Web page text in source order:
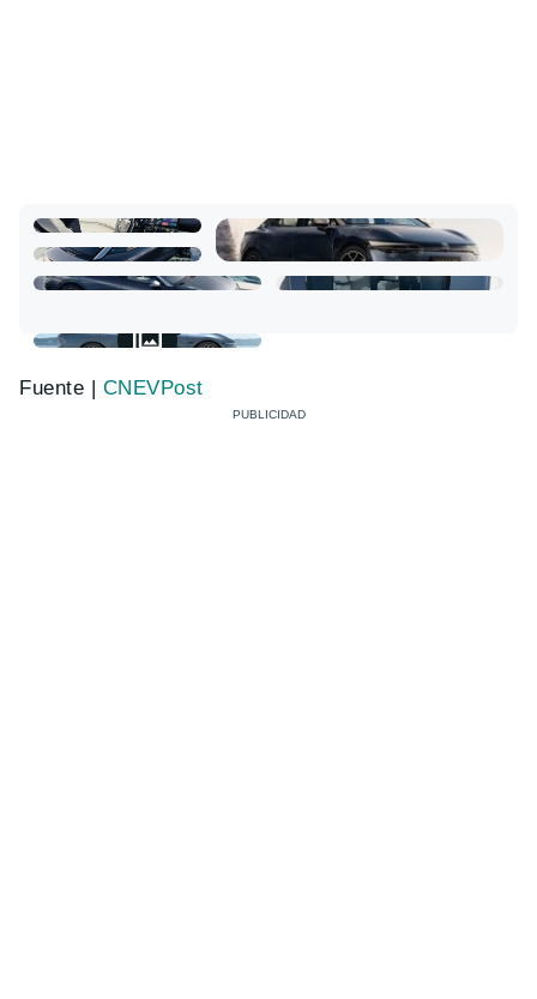
Fuente | CNEVPost